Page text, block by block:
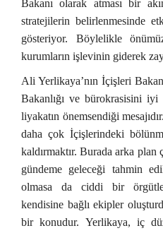
Bakanı olarak atması bir
stratejilerin belirlenmesinde
gösteriyor. Böylelikle
kurumların işlevinin giderek
Ali Yerlikaya’nın İçişleri
Bakanlığı ve bürokrasisini iyi
liyakatın önemsendiği
daha çok İçişlerindeki
kaldırmaktır. Burada arka plan
gündeme geleceği tahmin
olmasa da ciddi bir
kendisine bağlı ekipler
bir konudur. Yerlikaya, iç